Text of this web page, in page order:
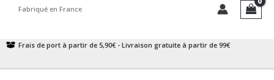
Fabriqué en France
Frais de port à partir de 5,90€ - Livraison gratuite à partir de 99€